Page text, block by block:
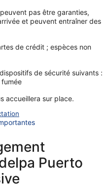
pas être garanties,
et peuvent entraîner des
de crédit ; espèces non
de sécurité suivants :
accueillera sur place.
Puerto